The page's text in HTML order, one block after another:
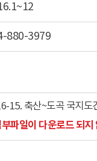
880-3979
15. 축산~도곡 국지
파일이 다운로드 되지